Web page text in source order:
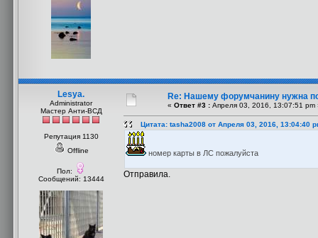
Lesya.
Administrator
Мастер Анти-ВСД
Репутация 1130
Offline
Пол:
Сообщений: 13444
Re: Нашему форумчанину нужна
« Ответ #3 : Апреля 03, 2016, 13:07:51 pm
Цитата: tasha2008 от Апреля 03, 2016, 13:04:40
номер карты в ЛС пожалуйста
Отправила.